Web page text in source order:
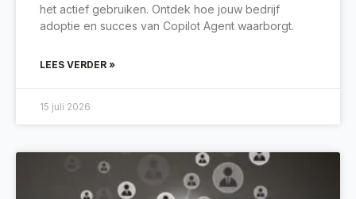
het actief gebruiken. Ontdek hoe jouw bedrijf
adoptie en succes van Copilot Agent waarborgt.
LEES VERDER »
15 juli 2026